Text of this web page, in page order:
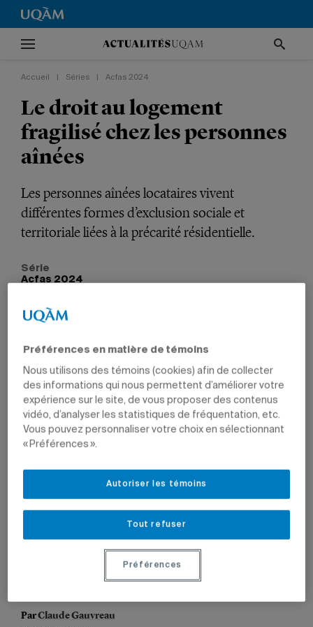
Accueil Séries Acfas 2024
Le droit au logement
fragilisé chez les personnes
aînées
Les personnes aînées locataires vivent
différentes formes d’exclusion sociale et
territoriale liées à la précarité résidentielle.
Série
Acfas 2024
Le logement constitue un déterminant majeur de la santé,
notamment pour les personnes aînées en perte
ParClaude Gauvreau
Préférences en matière de témoins
Nous utilisons des témoins (cookies) afin de collecter
des informations qui nous permettent d’améliorer votre
expérience sur le site, de vous proposer des contenus
vidéo, d’analyser les statistiques de fréquentation, etc.
Vous pouvez personnaliser votre choix en sélectionnant
« Préférences ».
Tout refuser
Autoriser les témoins
Préférences